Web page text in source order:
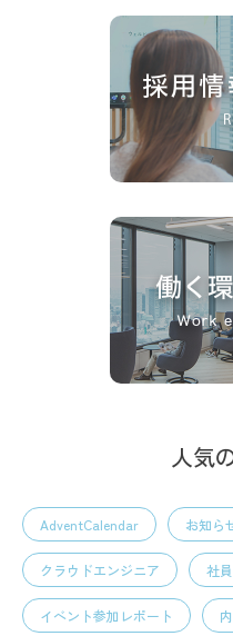
人気
AdventCalendar お知ら
クラウドエンジニア 社
イベント参加レポート